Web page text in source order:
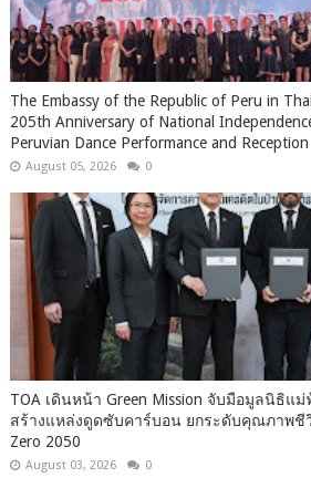
The Embassy of the Republic of Peru in
205th Anniversary of National
Peruvian Dance Performance and Reception
August 05, 2026 0
TOA เดินหน้า Green Mission จับมือมูลนิธิแ
สร้างแหล่งดูดซับคาร์บอน ยกระดับคุณภาพชี
Zero 2050
August 03, 2026 0